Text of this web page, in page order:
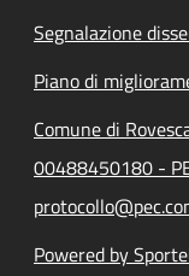
Segnalazione
Piano di
Comune di
00488450180 -
Powered by